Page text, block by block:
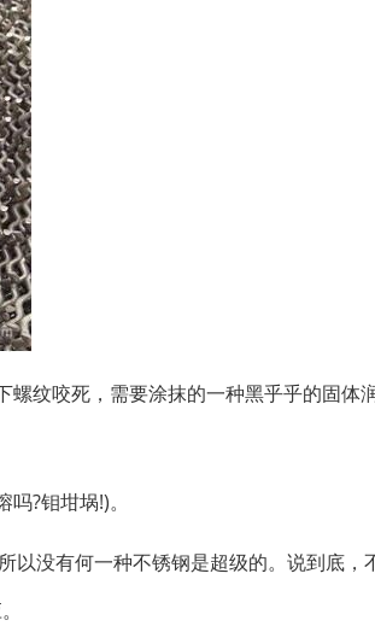
纹咬死，需要涂抹的一种黑乎乎的固体
?钼坩埚!)。
以没有何一种不锈钢是超级的。说到底，